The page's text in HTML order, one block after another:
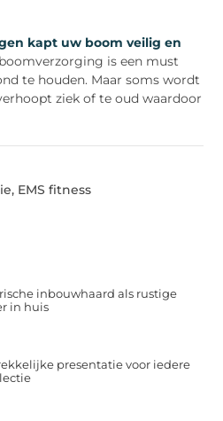
kapt uw boom veilig en
is een must
te houden. Maar soms wordt
ziek of te oud waardoor
, EMS fitness
inbouwhaard als rustige
in huis
presentatie voor iedere